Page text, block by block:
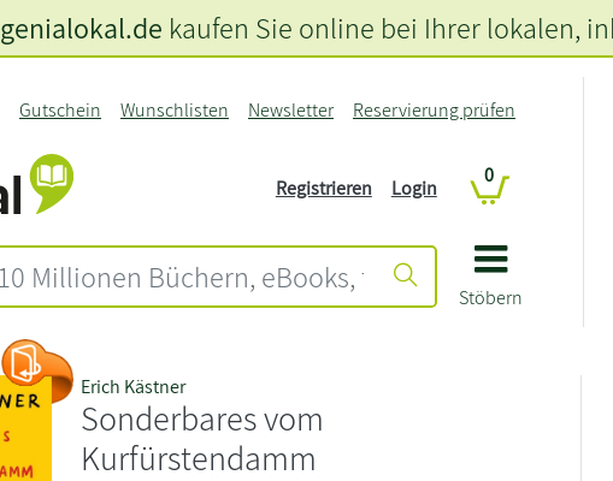
Stöbern
Gutschein Wunschlisten Newsletter Reservierung prüfen
Registrieren Login
0
genialokal.de kaufen Sie online bei Ihrer lokalen,
Erich Kästner
Sonderbares vom
Kurfürstendamm